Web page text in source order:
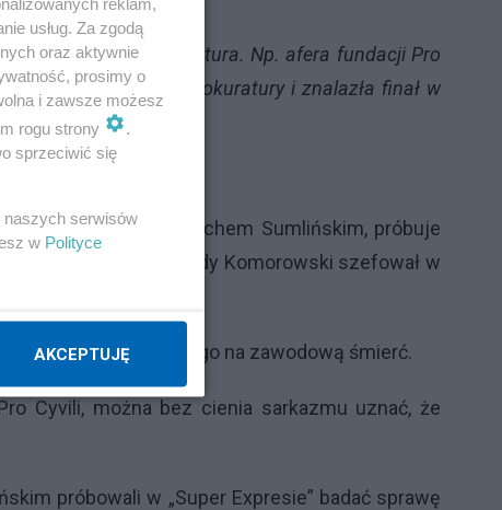
dawna bada prokuratura. Np. afera fundacji Pro
skierowana do prokuratury i znalazła finał w
rozmów z Wojciechem Sumlińskim, próbuje
dotyczy okresu, gdy Komorowski szefował w
i świadomie skazał go na zawodową śmierć.
Cyvili, można bez cienia sarkazmu uznać, że
próbowali w „Super Expresie” badać sprawę
usług. Za zgodą
oraz aktywnie
prosimy o
i zawsze możesz
rogu strony
.
sprzeciwić się
naszych serwisów
w Polityce
AKCEPTUJĘ